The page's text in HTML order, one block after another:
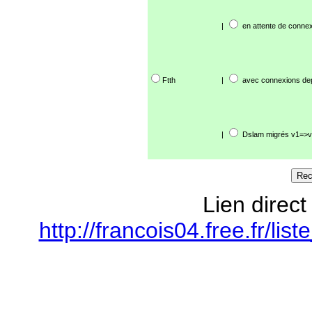
| en attente de
Ftth | avec connexions
| Dslam migrés
Lien
http://francois04.free.fr/